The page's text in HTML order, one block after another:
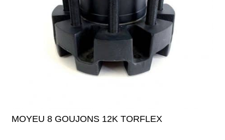
MOYEU 8 GOUJONS 12K TORFLEX